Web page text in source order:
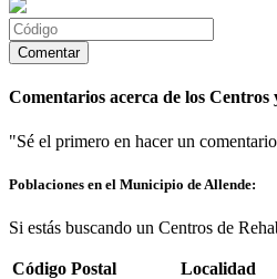
Comentarios acerca de los
"Sé el primero en hacer un
Poblaciones en el Municipio de Allende:
Si estás buscando un Centros de
Código Postal
Localidad